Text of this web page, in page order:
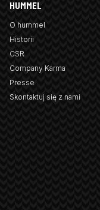
HUMMEL
O hummel
Historii
CSR
Company Karma
Presse
Skontaktuj się z nami